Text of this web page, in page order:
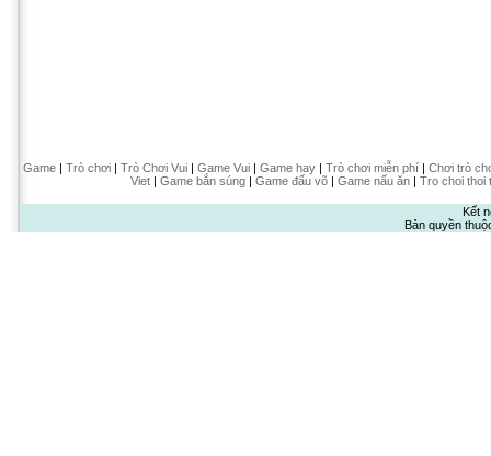
Game| Trò chơi| Trò Chơi Vui| Game Vui| Game hay| Trò chơi miễn phí| Chơi trò
Viet| Game bắn súng| Game đấu võ| Game nấu ăn| Tro choi thoi
Kết
Bản quyền